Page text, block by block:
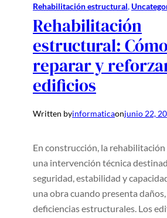
Rehabilitación estructural,
Rehabilitación
estructural: Cómo
reparar y
edificios
Written byinformaticaonjunio 22,
En construcción, la
una intervención técnica
seguridad, estabilidad y
una obra cuando presenta
deficiencias estructurales. Los